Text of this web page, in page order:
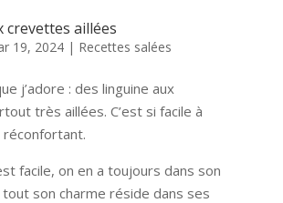
crevettes aillées
19, 2024| Recettes salées
j’adore : des linguine aux
très aillées. C’est si facile à
facile, on en a toujours dans son
tout son charme réside dans ses